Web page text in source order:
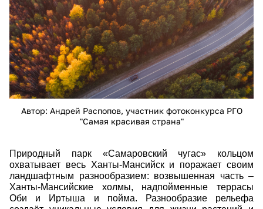
Автор: Андрей Распопов, участник фотоконкурса РГО
"Самая красивая страна"
Природный парк «Самаровский чугас» кольцом
охватывает весь Ханты-Мансийск и поражает своим
ландшафтным разнообразием: возвышенная часть –
Ханты-Мансийские холмы, надпойменные террасы
Оби и Иртыша и пойма. Разнообразие рельефа